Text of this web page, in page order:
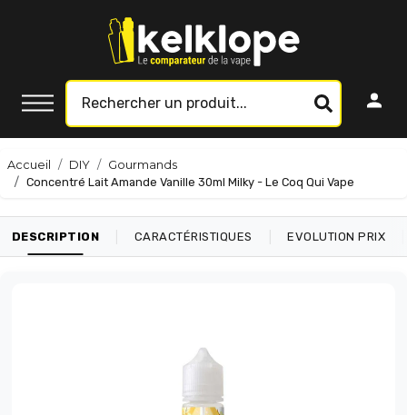
Accueil DIY
Gourmands
Concentré Lait Amande Vanille 30ml Milky - Le Coq Qui Vape
DESCRIPTION CARACTÉRISTIQUES EVOLUTION PRIX